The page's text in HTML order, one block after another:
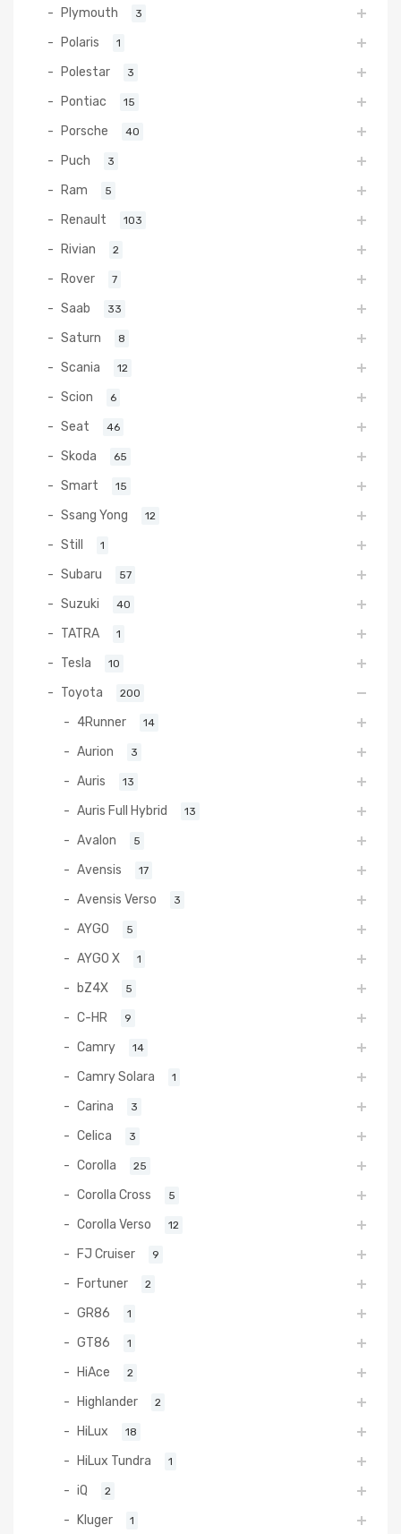
Plymouth 3
Polaris 1
Polestar 3
Pontiac 15
Porsche 40
Puch 3
Ram 5
Renault 103
Rivian 2
Rover 7
Saab 33
Saturn 8
Scania 12
Scion 6
Seat 46
Skoda 65
Smart 15
Ssang Yong 12
Still 1
Subaru 57
Suzuki 40
TATRA 1
Tesla 10
Toyota 200
4Runner 14
Aurion 3
Auris 13
Auris Full Hybrid 13
Avalon 5
Avensis 17
Avensis Verso 3
AYGO 5
AYGO X 1
bZ4X 5
C-HR 9
Camry 14
Camry Solara 1
Carina 3
Celica 3
Corolla 25
Corolla Cross 5
Corolla Verso 12
FJ Cruiser 9
Fortuner 2
GR86 1
GT86 1
HiAce 2
Highlander 2
HiLux 18
HiLux Tundra 1
iQ 2
Kluger 1